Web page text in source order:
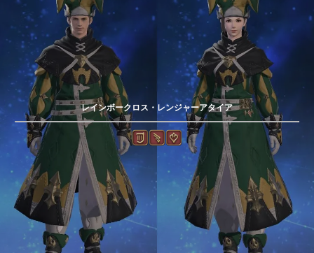
レインボークロス・レンジャーアタイア